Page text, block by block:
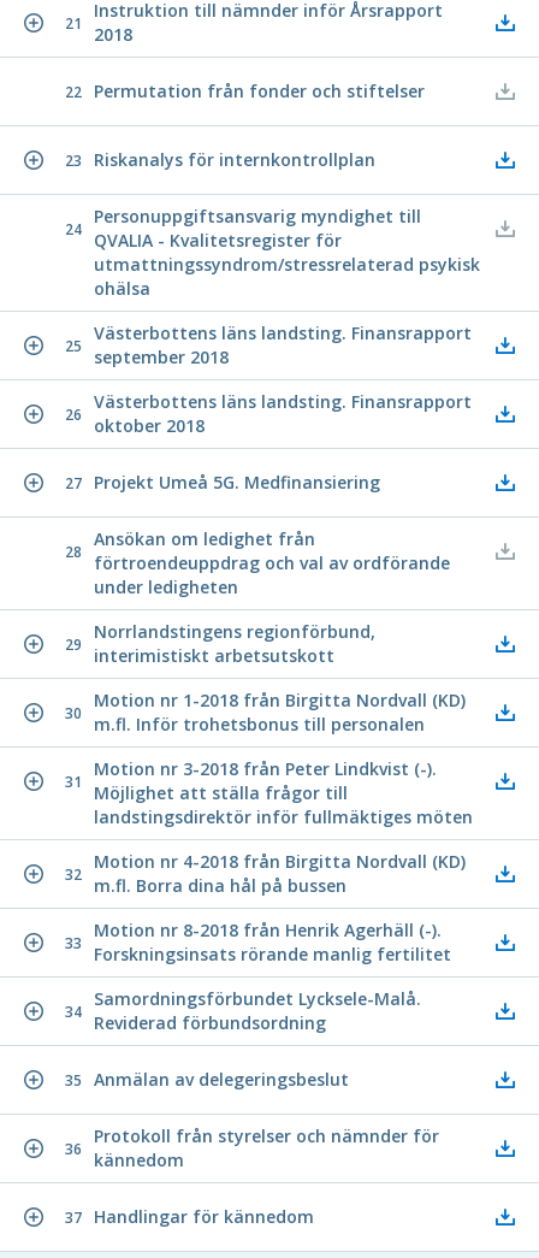
21
Instruktion till nämnder inför Årsrapport
2018
22 Permutation från fonder och stiftelser
23 Riskanalys för internkontrollplan
24
Personuppgiftsansvarig myndighet till
QVALIA - Kvalitetsregister för
utmattningssyndrom/stressrelaterad psykisk
ohälsa
25
Västerbottens läns landsting. Finansrapport
september 2018
26
Västerbottens läns landsting. Finansrapport
oktober 2018
27 Projekt Umeå 5G. Medfinansiering
28
Ansökan om ledighet från
förtroendeuppdrag och val av ordförande
under ledigheten
29
Norrlandstingens regionförbund,
interimistiskt arbetsutskott
30
Motion nr 1-2018 från Birgitta Nordvall (KD)
m.fl. Inför trohetsbonus till personalen
31
Motion nr 3-2018 från Peter Lindkvist (-).
Möjlighet att ställa frågor till
landstingsdirektör inför fullmäktiges möten
32
Motion nr 4-2018 från Birgitta Nordvall (KD)
m.fl. Borra dina hål på bussen
33
Motion nr 8-2018 från Henrik Agerhäll (-).
Forskningsinsats rörande manlig fertilitet
34
Samordningsförbundet Lycksele-Malå.
Reviderad förbundsordning
35 Anmälan av delegeringsbeslut
36
Protokoll från styrelser och nämnder för
kännedom
37 Handlingar för kännedom